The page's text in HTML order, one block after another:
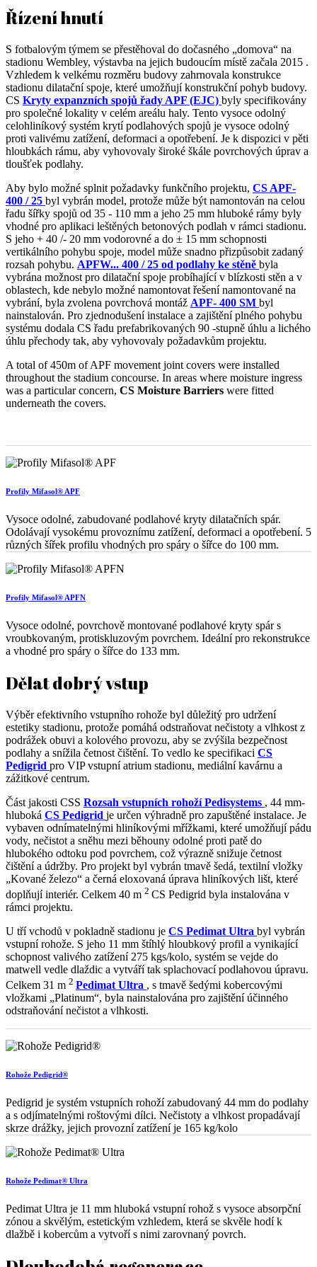
Řízení hnutí
S fotbalovým týmem se přestěhoval do dočasného „domova“ na
stadionu Wembley, výstavba na jejich budoucím místě začala 2015 .
Vzhledem k velkému rozměru budovy zahrnovala konstrukce
stadionu dilatační spoje, které umožňují konstrukční pohyb budovy.
CS Kryty expanzních spojů řady APF (EJC) byly specifikovány
pro společné lokality v celém areálu haly. Tento vysoce odolný
celohliníkový systém krytí podlahových spojů je vysoce odolný
proti valivému zatížení, deformaci a opotřebení. Je k dispozici v pěti
hloubkách rámu, aby vyhovovaly široké škále povrchových úprav a
tloušťek podlahy.
Aby bylo možné splnit požadavky funkčního projektu, CS APF-
400 / 25 byl vybrán model, protože může být namontován na celou
řadu šířky spojů od 35 - 110 mm a jeho 25 mm hluboké rámy byly
vhodné pro aplikaci leštěných betonových podlah v rámci stadionu.
S jeho + 40 /- 20 mm vodorovné a do ± 15 mm schopnosti
vertikálního pohybu spoje, model může snadno přizpůsobit zadaný
rozsah pohybu. APFW... 400 / 25 od podlahy ke stěně byla
vybrána možnost pro dilatační spoje probíhající v blízkosti stěn a v
oblastech, kde nebylo možné namontovat řešení namontované na
vybrání, byla zvolena povrchová montáž APF- 400 SM byl
nainstalován. Pro zjednodušení instalace a zajištění plného pohybu
systému dodala CS řadu prefabrikovaných 90 -stupně úhlu a lichého
úhlu přechody tak, aby vyhovovaly požadavkům projektu.
A total of 450m of APF movement joint covers were installed
throughout the stadium concourse. In areas where moisture ingress
was a particular concern, CS Moisture Barriers were fitted
underneath the covers.
Profily Mifasol® APF
Vysoce odolné, zabudované podlahové kryty dilatačních spár.
Odolávají vysokému provoznímu zatížení, deformaci a opotřebení. 5
různých šířek profilu vhodných pro spáry o šířce do 100 mm.
Profily Mifasol® APFN
Vysoce odolné, povrchově montované podlahové kryty spár s
vroubkovaným, protiskluzovým povrchem. Ideální pro rekonstrukce
a vhodné pro spáry o šířce do 133 mm.
Dělat dobrý vstup
Výběr efektivního vstupního rohože byl důležitý pro udržení
estetiky stadionu, protože pomáhá odstraňovat nečistoty a vlhkost z
podrážek obuvi a kolového provozu, aby se zvýšila bezpečnost
podlahy a snížila četnost čištění. To vedlo ke specifikaci CS
Pedigrid pro VIP vstupní atrium stadionu, mediální kavárnu a
zážitkové centrum.
Část jakosti CSS Rozsah vstupních rohoží Pedisystems , 44 mm-
hluboká CS Pedigrid je určen výhradně pro zapuštěné instalace. Je
vybaven odnímatelnými hliníkovými mřížkami, které umožňují pádu
vody, nečistot a sněhu mezi běhouny odolné proti patě do
hlubokého odtoku pod povrchem, což výrazně snižuje četnost
čištění a údržby. Pro projekt byl vybrán tmavě šedá, textilní vložky
„Kované železo“ a černá eloxovaná úprava hliníkových lišt, které
doplňují interiér. Celkem 40 m 2 CS Pedigrid byla instalována v
rámci projektu.
U tří vchodů v pokladně stadionu je CS Pedimat Ultra byl vybrán
vstupní rohože. S jeho 11 mm štíhlý hloubkový profil a vynikající
schopnost valivého zatížení 275 kgs/kolo, systém se vejde do
matwell vedle dlaždic a vytváří tak splachovací podlahovou úpravu.
Celkem 31 m 2 Pedimat Ultra , s tmavě šedými kobercovými
vložkami „Platinum“, byla nainstalována pro zajištění účinného
odstraňování nečistot a vlhkosti.
Rohože Pedigrid®
Pedigrid je systém vstupních rohoží zabudovaný 44 mm do podlahy
a s odjímatelnými roštovými dílci. Nečistoty a vlhkost propadávají
skrze drážky, jejich provozní zatížení je 165 kg/kolo
Rohože Pedimat® Ultra
Pedimat Ultra je 11 mm hluboká vstupní rohož s vysoce absorpční
zónou a skvělým, estetickým vzhledem, která se skvěle hodí k
dlažbě i kobercům a vytvoří s nimi zarovnaný povrch.